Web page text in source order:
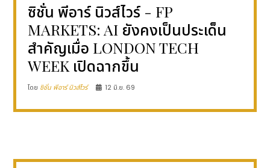
ซิชั่น พีอาร์ นิวส์ไวร์ - FP
MARKETS: AI ยังคงเป็นประเด็น
สำคัญเมื่อ LONDON TECH
WEEK เปิดฉากขึ้น
โดย ซิชั่น พีอาร์ นิวส์ไวร์ 12 มิ.ย. 69